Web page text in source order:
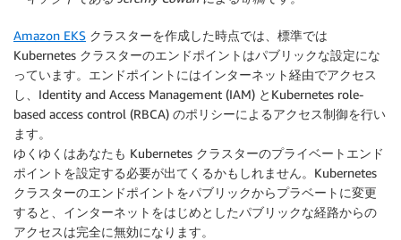
Amazon EKS クラスターを作成した時点では、標準では
Kubernetes クラスターのエンドポイントはパブリックな設定にな
っています。エンドポイントにはインターネット経由でアクセス
し、Identity and Access Management (IAM) とKubernetes role-
based access control (RBCA) のポリシーによるアクセス制御を行い
ます。
ゆくゆくはあなたも Kubernetes クラスターのプライベートエンド
ポイントを設定する必要が出てくるかもしれません。Kubernetes
クラスターのエンドポイントをパブリックからプラベートに変更
すると、インターネットをはじめとしたパブリックな経路からの
アクセスは完全に無効になります。